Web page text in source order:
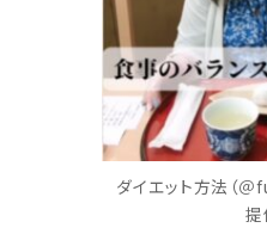
ダイエット方法（
提